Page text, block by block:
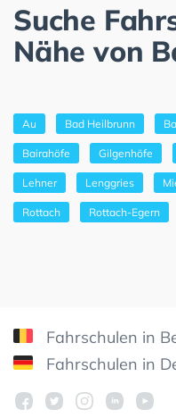
Suche
Nähe von
Au Bad Heilbrunn
Bairahöfe Gilgenhöfe
Lehner Lenggries
Rottach Rottach-Egern
Fahrschulen in
Fahrschulen in